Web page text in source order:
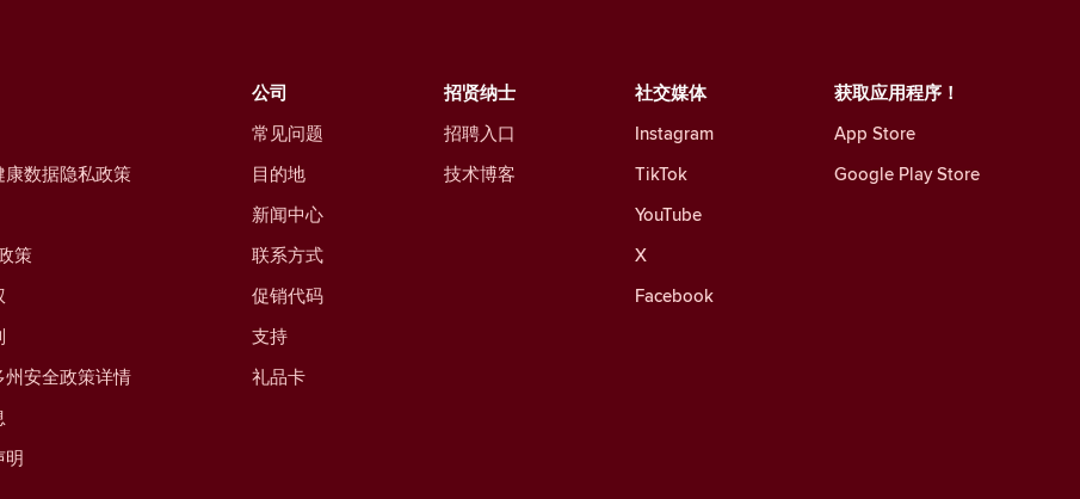
社交媒体
Instagram
TikTok
YouTube
X
Facebook
康数据隐私政策
策
州安全政策详情
明
招贤纳士
招聘入口
技术博客
公司
常见问题
目的地
新闻中心
联系方式
促销代码
支持
礼品卡
获取应用程序！
App Store
Google Play Store